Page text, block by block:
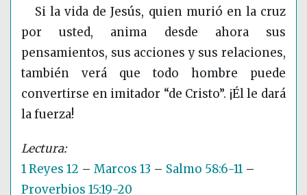
Si la vida de Jesús, quien murió en la cruz
por usted, anima desde ahora sus
pensamientos, sus acciones y sus relaciones,
también verá que todo hombre puede
convertirse en imitador “de Cristo”. ¡Él le dará
la fuerza!
1 Reyes 12 – Marcos 13 – Salmo 58:6-11 –
Proverbios 15:19-20